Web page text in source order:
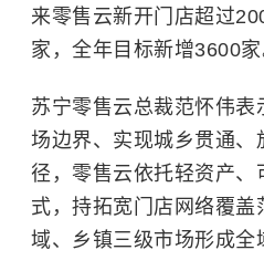
来零售云新开门店超过
家，全年目标新增3600家
苏宁零售云总裁范怀伟表
场边界、实现城乡贯通、
径，零售云依托轻资产、
式，持拓宽门店网络覆盖
域、乡镇三级市场形成全